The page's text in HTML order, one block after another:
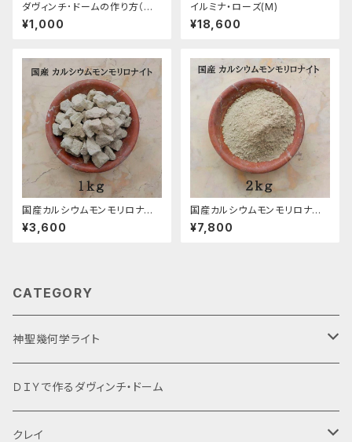
ダヴィンチ･ドームの作り方（プ
ログラム）
¥1,000
イルミナ・ローズ(M)
¥18,600
国産カルシウムモンモリロナイト
（カルシウムベントナイト）固形/
１kg
¥3,600
国産カルシウムモンモリロナイト
（カルシウムベントナイト）粉末/
2kg
¥7,800
CATEGORY
神聖幾何学ライト
Lサイズ
Mサイズ
ＤＩＹで作るダヴィンチ・ドーム
クレイ